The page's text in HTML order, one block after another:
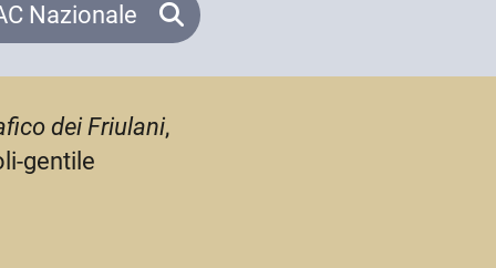
Nazionale
dei Friulani,
gentile